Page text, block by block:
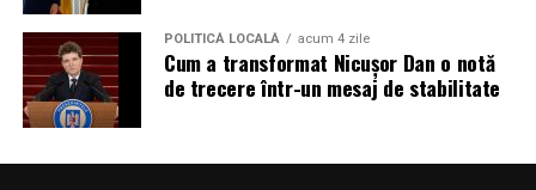
compatibilitate cu numeroase aprobări OEM;
performanțe foarte bune la pornirea la rece;
POLITICĂ LOCALĂ acum 4 zile
Cum a transformat Nicușor Dan o notă
de trecere într-un mesaj de stabilitate